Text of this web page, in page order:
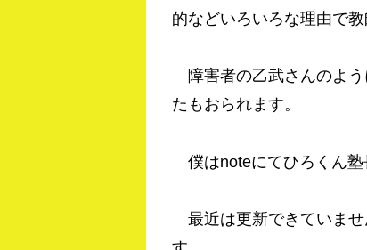
的などいろいろな理由で
障害者の乙武さんのよう
たもおられます。
僕はnoteにてひろくん塾
最近は更新できていませ